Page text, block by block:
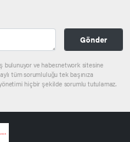
Gönder
bulunuyor ve haber.network sitesine
tüm sorumluluğu tek başınıza
hiçbir şekilde sorumlu tutulamaz.